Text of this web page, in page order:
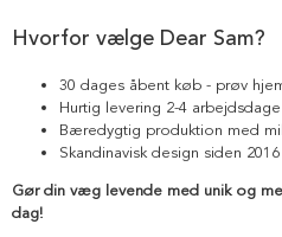
Hvorfor vælge Dear Sam?
30 dages åbent køb - prøv
Hurtig levering 2-4 arbejdsdage
Bæredygtig produktion med
Skandinavisk design siden 2016
Gør din væg levende med unik og
dag!